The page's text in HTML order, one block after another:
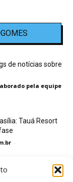
de notícias sobre
pela equipe
Tauá Resort
-
de Brasília